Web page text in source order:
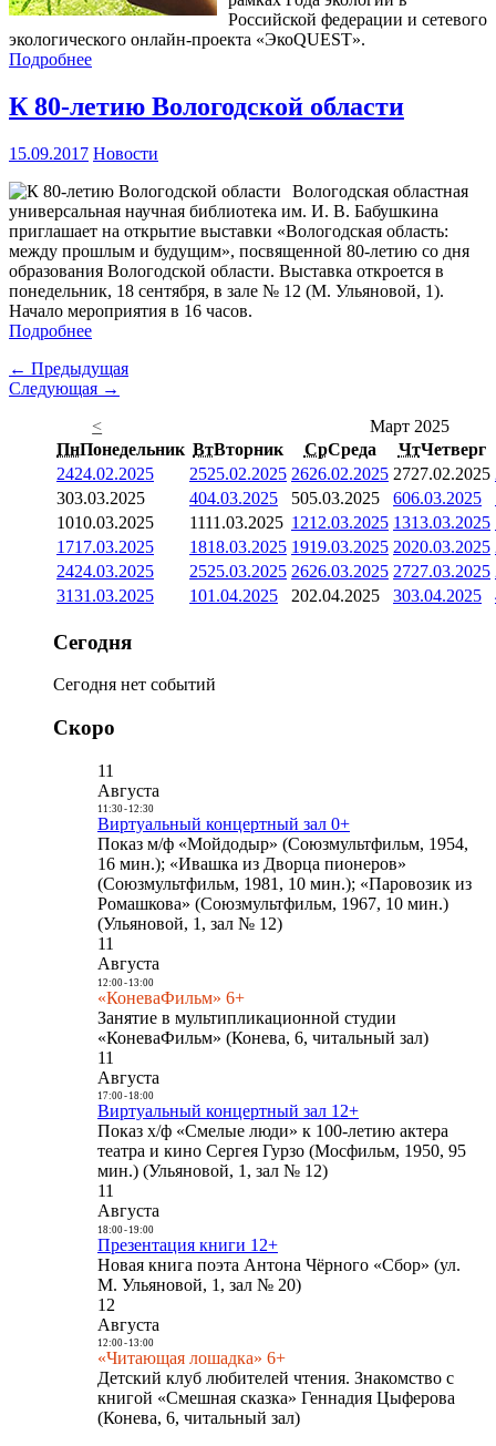
Российской федерации и сетевого
экологического онлайн-проекта «ЭкоQUEST».
Подробнее
К 80-летию Вологодской области
15.09.2017 Новости
Вологодская областная
универсальная научная библиотека им. И. В. Бабушкина
приглашает на открытие выставки «Вологодская область:
между прошлым и будущим», посвященной 80-летию со дня
образования Вологодской области. Выставка откроется в
понедельник, 18 сентября, в зале № 12 (М. Ульяновой, 1).
Начало мероприятия в 16 часов.
Подробнее
← Предыдущая
Следующая →
<
Март 2025
ПнПонедельник ВтВторник СрСреда ЧтЧетверг
2424.02.2025 2525.02.2025 2626.02.2025 2727.02.2025
303.03.2025 404.03.2025 505.03.2025 606.03.2025
1010.03.2025 1111.03.2025 1212.03.2025 1313.03.2025
1717.03.2025 1818.03.2025 1919.03.2025 2020.03.2025
2424.03.2025 2525.03.2025 2626.03.2025 2727.03.2025
3131.03.2025 101.04.2025 202.04.2025 303.04.2025
Сегодня
Сегодня нет событий
Скоро
11
Августа
11:30- 12:30
Виртуальный концертный зал 0+
Показ м/ф «Мойдодыр» (Союзмультфильм, 1954,
16 мин.); «Ивашка из Дворца пионеров»
(Союзмультфильм, 1981, 10 мин.); «Паровозик из
Ромашкова» (Союзмультфильм, 1967, 10 мин.)
(Ульяновой, 1, зал № 12)
11
Августа
12:00- 13:00
«КоневаФильм» 6+
Занятие в мультипликационной студии
«КоневаФильм» (Конева, 6, читальный зал)
11
Августа
17:00- 18:00
Виртуальный концертный зал 12+
Показ х/ф «Смелые люди» к 100-летию актера
театра и кино Сергея Гурзо (Мосфильм, 1950, 95
мин.) (Ульяновой, 1, зал № 12)
11
Августа
18:00- 19:00
Презентация книги 12+
Новая книга поэта Антона Чёрного «Сбор» (ул.
М. Ульяновой, 1, зал № 20)
12
Августа
12:00- 13:00
«Читающая лошадка» 6+
Детский клуб любителей чтения. Знакомство с
книгой «Смешная сказка» Геннадия Цыферова
(Конева, 6, читальный зал)